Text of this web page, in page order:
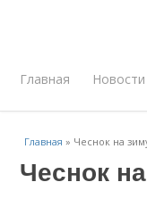
Главная Новости
Главная » Чеснок на
Чеснок